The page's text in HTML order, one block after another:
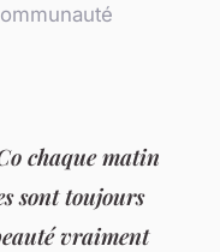
chaque matin
sont toujours
vraiment